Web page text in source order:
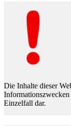
Die Inhalte dieser
Einzelfall dar.